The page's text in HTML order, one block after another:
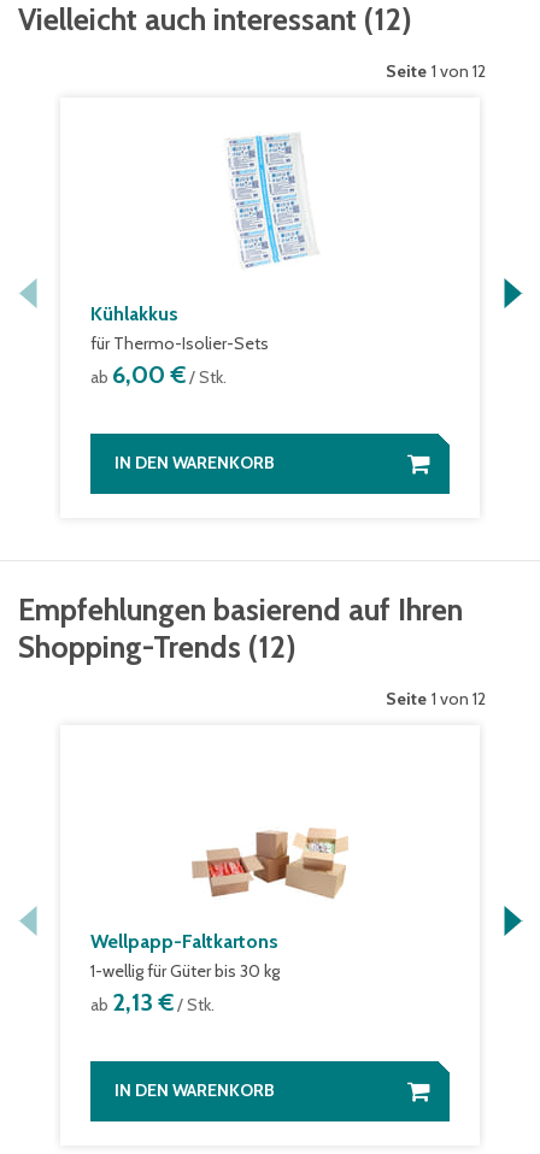
Vielleicht auch interessant (12)
Seite 1 von 12
Kühlakkus
für Thermo-Isolier-Sets
ab 6,00 €/ Stk.
IN DEN WARENKORB
Empfehlungen basierend auf Ihren
Shopping-Trends (12)
Seite 1 von 12
Wellpapp-Faltkartons
1-wellig für Güter bis 30 kg
ab 2,13 €/ Stk.
IN DEN WARENKORB